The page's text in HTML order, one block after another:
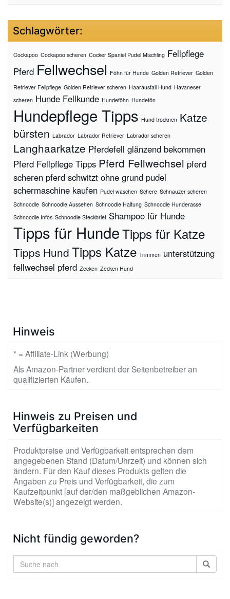
Schlagwörter:
Cockapoo Cockapoo scheren Cocker Spaniel Pudel Mischling Fellpflege
Pferd Fellwechsel Föhn für Hunde Golden Retriever Golden
Retriever Fellpflege Golden Retriever scheren Haarausfall Hund Havaneser
scheren Hunde Fellkunde Hundeföhn Hundefön
Hundepflege Tipps Hund trocknen Katze
bürsten Labrador Labrador Retriever Labrador scheren
Langhaarkatze Pferdefell glänzend bekommen
Pferd Fellpflege Tipps Pferd Fellwechsel pferd
scheren pferd schwitzt ohne grund pudel
schermaschine kaufen Pudel waschen Schere Schnauzer scheren
Schnoodle Schnoodle Aussehen Schnoodle Haltung Schnoodle Hunderasse
Schnoodle Infos Schnoodle Steckbrief Shampoo für Hunde
Tipps für HundeTipps für Katze
Tipps Hund Tipps Katze Trimmen unterstützung
fellwechsel pferd Zecken Zecken Hund
Hinweis
* = Affiliate-Link (Werbung)
Als Amazon-Partner verdient der Seitenbetreiber an
qualifizierten Käufen.
Hinweis zu Preisen und
Verfügbarkeiten
Produktpreise und Verfügbarkeit entsprechen dem
angegebenen Stand (Datum/Uhrzeit) und können sich
ändern. Für den Kauf dieses Produkts gelten die
Angaben zu Preis und Verfügbarkeit, die zum
Kaufzeitpunkt [auf der/den maßgeblichen Amazon-
Website(s)] angezeigt werden.
Nicht fündig geworden?